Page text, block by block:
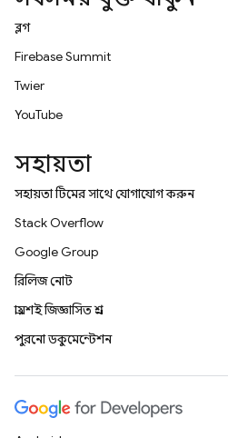
ব্লগ
Firebase Summit
Twitter
YouTube
সহায়তা
সহায়তা টিমের সাথে যোগাযোগ করুন
Stack Overflow
Google Group
রিলিজ নোট
প্রায়শই জিজ্ঞাসিত প্রশ্ন
পুরনো ডকুমেন্টেশন